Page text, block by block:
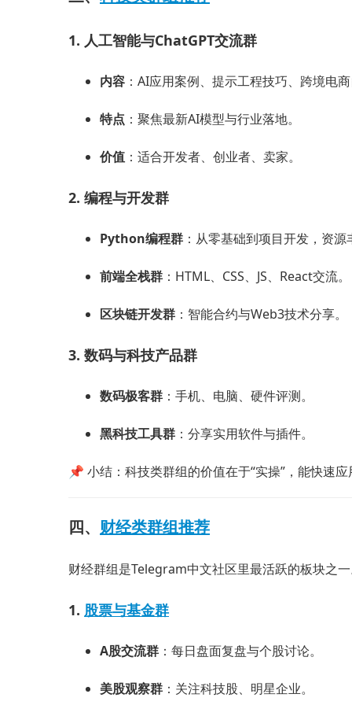
1. 人工智能与ChatGPT交流群
内容 ：AI应用案例、提示工程技巧、跨境电商
特点 ：聚焦最新AI模型与行业落地。
价值：适合开发者、创业者、卖家。
2. 编程与开发群
Python编程群 ：从零基础到项目开发，资源
前端全栈群 ：HTML、CSS、JS、React交流。
区块链开发群 ：智能合约与Web3技术分享。
3. 数码与科技产品群
数码极客群 ：手机、电脑、硬件评测。
黑科技工具群 ：分享实用软件与插件。
📌 小结：科技类群组的价值在于“实操”，能快速应
四、 财经类群组推荐
财经群组是Telegram中文社区里最活跃的板块之一
1. 股票与基金群
A股交流群 ：每日盘面复盘与个股讨论。
美股观察群 ：关注科技股、明星企业。